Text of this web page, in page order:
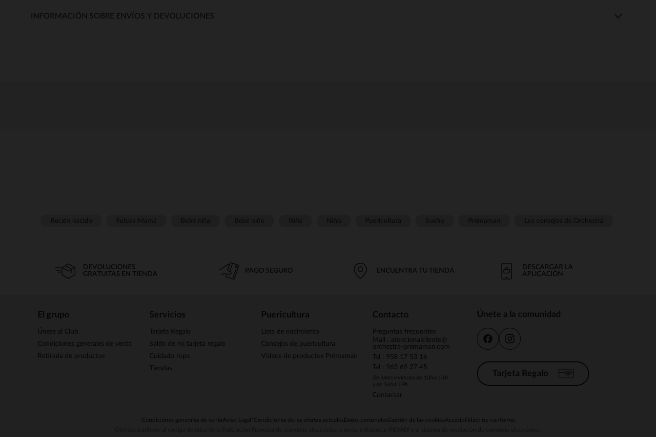
INFORMACIÓN SOBRE ENVÍOS Y DEVOLUCIONES
DEVOLUCIONES
GRATUITAS EN TIENDA
PAGO SEGURO ENCUENTRA TU TIENDA
DESCARGAR LA
APLICACIÓN
El grupo
Únete al Club
Condiciones generales de venta
Retirada de productos
Servicios
Tarjeta Regalo
Saldo de mi tarjeta regalo
Cuidado ropa
Tiendas
Puericultura
Lista de nacimiento
Consejos de puericultura
Vídeos de productos Prémaman
Contacto
Preguntas frecuentes
Mail : atencionalcliente@
orchestra-premaman.com
Tel : 958 17 53 16
Tel : 963 69 27 45
De lunes a viernes de 10h a 14h
y de 16h a 19h
Contactar
Únete a la comunidad
Tarjeta Regalo
Condiciones generales de ventaAviso Legal *Condiciones de las ofertas actuales Datos personalesGestión de las cookiesAccesibilidad: no conforme